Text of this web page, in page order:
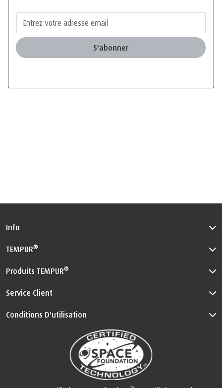
S'abonner
Info
TEMPUR®
Produits TEMPUR®
Service Client
Conditions D'utilisation